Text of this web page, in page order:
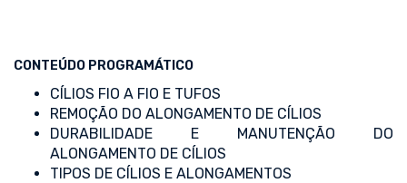
CONTEÚDO PROGRAMÁTICO
CÍLIOS FIO A FIO E TUFOS
REMOÇÃO DO ALONGAMENTO DE CÍLIOS
DURABILIDADE E MANUTENÇÃO DO
ALONGAMENTO DE CÍLIOS
TIPOS DE CÍLIOS E ALONGAMENTOS